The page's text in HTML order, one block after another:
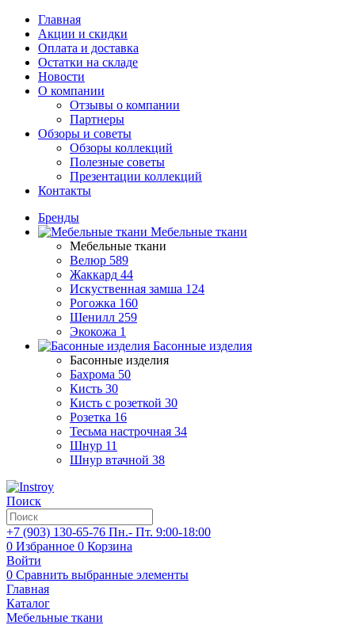
Главная
Акции и скидки
Оплата и доставка
Остатки на складе
Новости
О компании
Отзывы о компании
Партнеры
Обзоры и советы
Обзоры коллекций
Полезные советы
Презентации коллекций
Контакты
Бренды
Мебельные ткани
Мебельные ткани
Велюр 589
Жаккард 44
Искуственная замша 124
Рогожка 160
Шенилл 259
Экокожа 1
Басонные изделия
Басонные изделия
Бахрома 50
Кисть 30
Кисть с розеткой 30
Розетка 16
Тесьма настрочная 34
Шнур 11
Шнур втачной 38
Поиск
+7 (903) 130-65-76 Пн.- Пт. 9:00-18:00
0 Избранное 0 Корзина
Войти
0 Сравнить выбранные элементы
Главная
Каталог
Мебельные ткани